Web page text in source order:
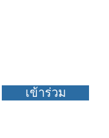
เข้าร่วม